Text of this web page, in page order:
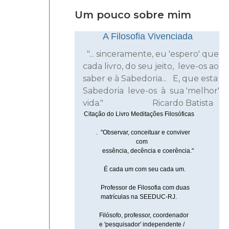
Um pouco sobre mim
A Filosofia Vivenciada
"... sinceramente, eu 'espero' que
cada livro, doseu jeito, leve-os ao
saber e à Sabedoria... E, que esta
Sabedoria leve-os à sua 'melhor'
vida." Ricardo Batista
Citação do Livro Meditações Filosóficas
. "Observar, conceituar e conviver
com
essência, decência e coerência."
É cada um com seu cada um.
Professor de Filosofia comduas
matrículas na SEEDUC-RJ.
Filósofo, professor, coordenador
e 'pesquisador' independente /